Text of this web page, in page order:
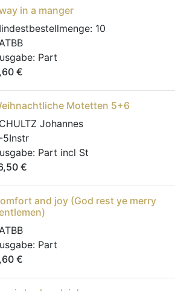
in a manger
10
Part
€
Motetten 5+6
Johannes
5Instr
Part incl St
€
and joy (God rest ye merry
Part
€